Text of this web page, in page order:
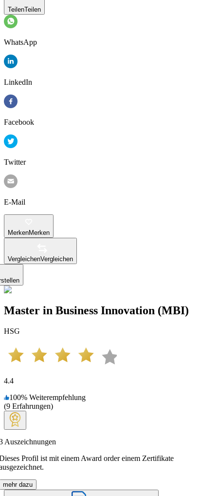
TeilenTeilen
WhatsApp
LinkedIn
Facebook
Twitter
E-Mail
MerkenMerken
VergleichenVergleichen
Master in Business Innovation (MBI)
HSG
4.4
100% Weiterempfehlung
(9 Erfahrungen)
Auszeichnungen
Profil ist mit einem Award order einem Zertifikate
mehr dazu